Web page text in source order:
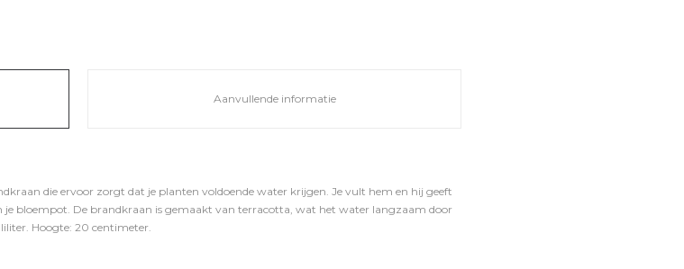
Aanvullende informatie
die ervoor zorgt dat je planten voldoende water krijgen. Je vult hem en hij geeft
bloempot. De brandkraan is gemaakt van terracotta, wat het water langzaam door
Hoogte: 20 centimeter.